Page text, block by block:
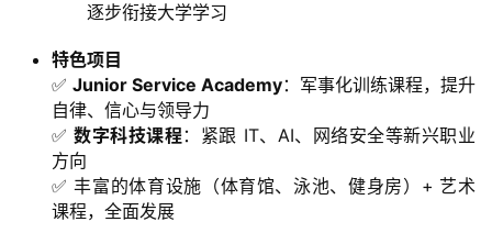
逐步衔接大学学习
特色项目
✅ Junior Service Academy：军事化训练课程，提升
自律、信心与领导力
✅数字科技课程：紧跟 IT、AI、网络安全等新兴职业
方向
✅ 丰富的体育设施（体育馆、泳池、健身房）+ 艺术
课程，全面发展